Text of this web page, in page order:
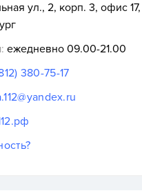
ул., 2, корп. 3, офис 17,
ежедневно 09.00-21.00
380-75-17